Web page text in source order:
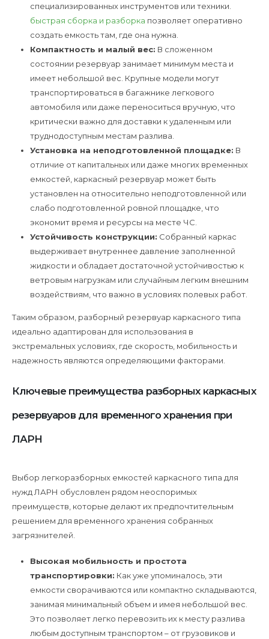
специализированных инструментов или техники.
быстрая сборка и разборка позволяет оперативно
создать емкость там, где она нужна.
Компактность и малый вес: В сложенном
состоянии резервуар занимает минимум места и
имеет небольшой вес. Крупные модели могут
транспортироваться в багажнике легкового
автомобиля или даже переноситься вручную, что
критически важно для доставки к удаленным или
труднодоступным местам разлива.
Установка на неподготовленной площадке: В
отличие от капитальных или даже многих временных
емкостей, каркасный резервуар может быть
установлен на относительно неподготовленной или
слабо подготовленной ровной площадке, что
экономит время и ресурсы на месте ЧС.
Устойчивость конструкции: Собранный каркас
выдерживает внутреннее давление заполненной
жидкости и обладает достаточной устойчивостью к
ветровым нагрузкам или случайным легким внешним
воздействиям, что важно в условиях полевых работ.
Таким образом, разборный резервуар каркасного типа
идеально адаптирован для использования в
экстремальных условиях, где скорость, мобильность и
надежность являются определяющими факторами.
Ключевые преимущества разборных каркасных
резервуаров для временного хранения при
ЛАРН
Выбор легкоразборных емкостей каркасного типа для
нужд ЛАРН обусловлен рядом неоспоримых
преимуществ, которые делают их предпочтительным
решением для временного хранения собранных
загрязнителей.
Высокая мобильность и простота
транспортировки: Как уже упоминалось, эти
емкости сворачиваются или компактно складываются,
занимая минимальный объем и имея небольшой вес.
Это позволяет легко перевозить их к месту разлива
любым доступным транспортом – от грузовиков и